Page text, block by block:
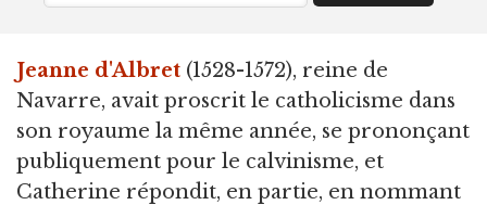
Jeanne d'Albret (1528-1572), reine de
Navarre, avait proscrit le catholicisme dans
son royaume la même année, se prononçant
publiquement pour le calvinisme, et
Catherine répondit, en partie, en nommant